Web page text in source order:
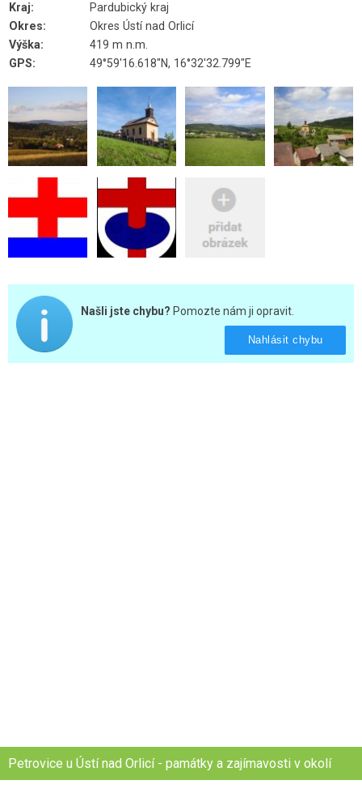
Kraj:
Pardubický kraj
Okres:
Okres Ústí nad Orlicí
Výška:
419 m n.m.
GPS:
49°59'16.618"N, 16°32'32.799"E
Našli jste chybu? Pomozte nám ji opravit.
Nahlásit chybu
Petrovice u Ústí nad Orlicí - památky a zajímavosti v okolí